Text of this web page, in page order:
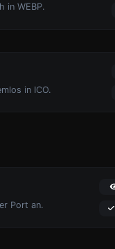
in WEBP.
in ICO.
Port an.